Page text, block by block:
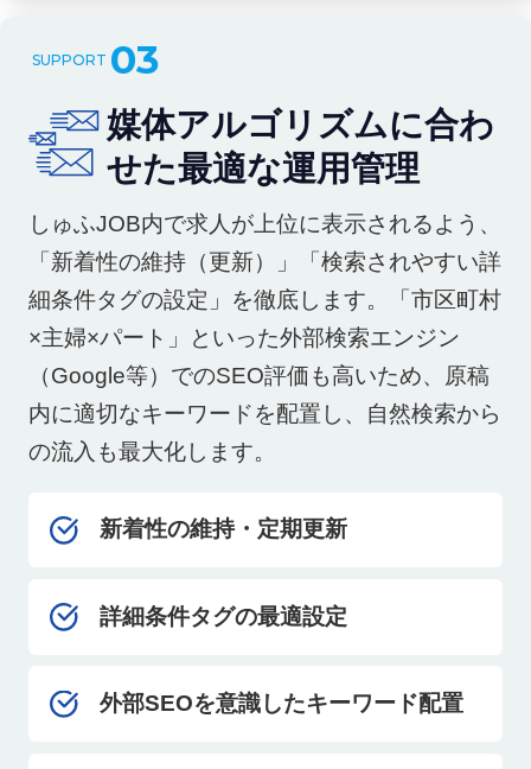
03
媒体アルゴリズムに合わ
せた最適な運用管理
しゅふJOB内で求人が上位に表示されるよう、
「新着性の維持（更新）」「検索されやすい詳
細条件タグの設定」を徹底します。「市区町村
×主婦×パート」といった外部検索エンジン
（Google等）でのSEO評価も高いため、原稿
内に適切なキーワードを配置し、自然検索から
の流入も最大化します。
新着性の維持・定期更新
詳細条件タグの最適設定
外部SEOを意識したキーワード配置